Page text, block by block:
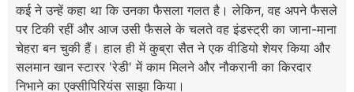
कई ने उन्हें कहा था कि उनका फैसला गलत है। लेकिन, वह अपने फैसले
पर टिकी रहीं और आज उसी फैसले के चलते वह इंडस्ट्री का जाना-माना
चेहरा बन चुकी हैं। हाल ही में कु्ब्रा सैत ने एक वीडियो शेयर किया और
सलमान खान स्टारर 'रेडी' में काम मिलने और नौकरानी का किरदार
निभाने का एक्सीपिरियंस साझा किया।